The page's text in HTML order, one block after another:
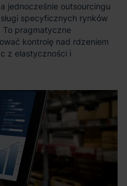
jednocześnie outsourcingu
specyficznych rynków
pragmatyczne
kontrolę nad rdzeniem
z elastyczności i